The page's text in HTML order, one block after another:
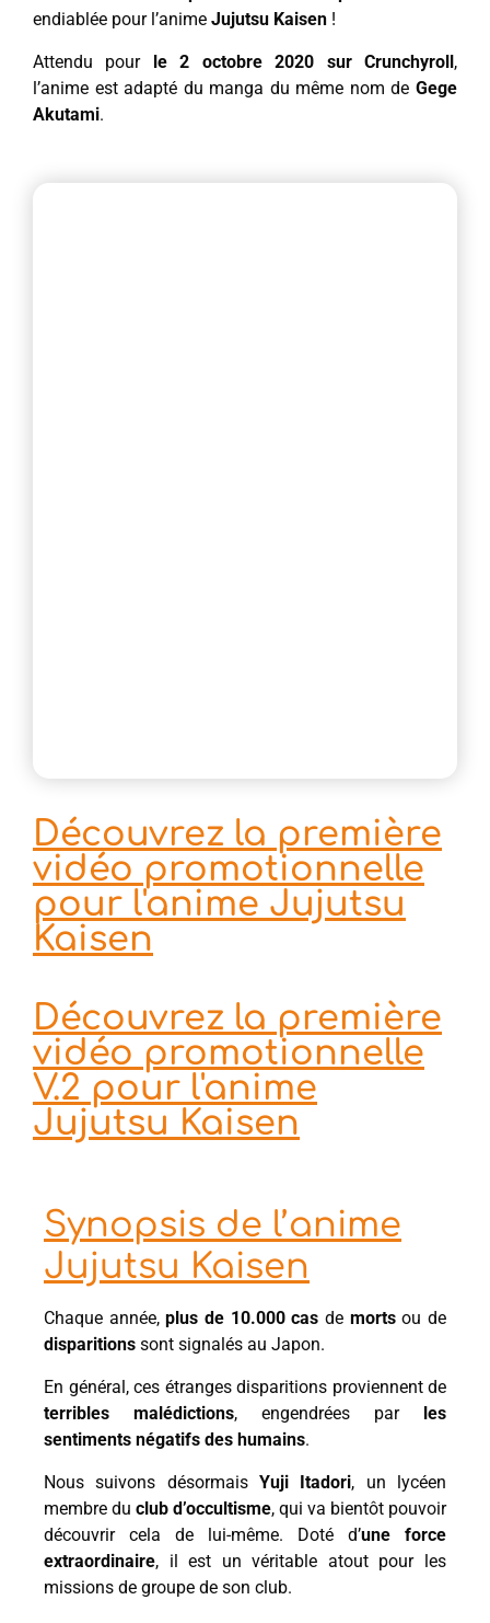
endiablée pour l’anime Jujutsu Kaisen !
Attendu pour le 2 octobre 2020 sur Crunchyroll,
l’anime est adapté du manga du même nom de Gege
Akutami.
Découvrez la première
vidéo promotionnelle
pour l'anime Jujutsu
Kaisen
Découvrez la première
vidéo promotionnelle
V.2 pour l'anime
Jujutsu Kaisen
Synopsis de l’anime
Jujutsu Kaisen
Chaque année,plus de 10.000 cas de mortsou de
disparitions sont signalés au Japon.
En général, ces étranges disparitions proviennent de
terribles malédictions, engendrées par les
sentiments négatifs des humains.
Nous suivons désormais Yuji Itadori, un lycéen
membre du club d’occultisme, qui va bientôt pouvoir
découvrir cela de lui-même. Doté d’une force
extraordinaire, il est un véritable atout pour les
missions de groupe de son club.